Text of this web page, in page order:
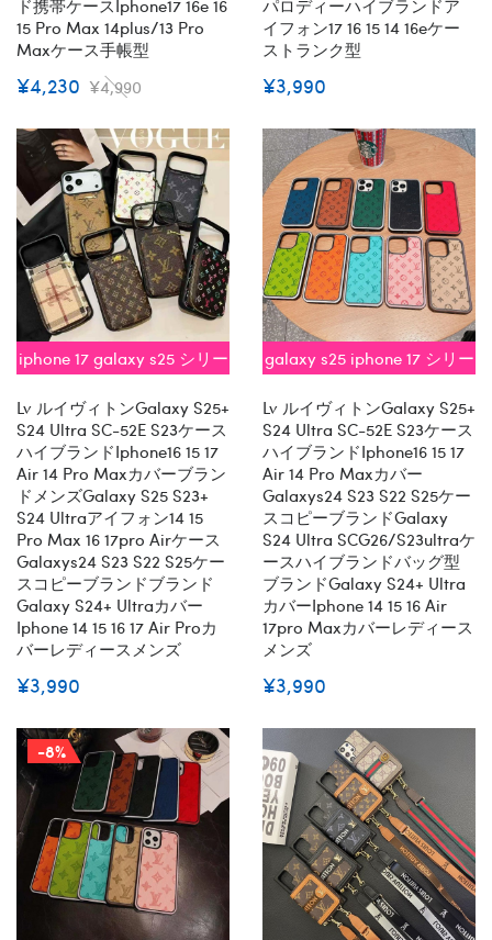
ド携帯ケースiphone17 16e 16
15 Pro Max 14plus/13 Pro
Maxケース手帳型
¥4,230 ¥4,990
パロディーハイブランドア
イフォン17 16 15 14 16eケー
ストランク型
¥3,990
iphone 17 galaxy s25 シリー
Lv ルイヴィトンGalaxy S25+
S24 Ultra SC-52E S23ケース
ハイブランドiphone16 15 17
Air 14 Pro Maxカバーブラン
ドメンズgalaxy S25 S23+
S24 Ultraアイフォン14 15
Pro Max 16 17pro Airケース
Galaxys24 S23 S22 S25ケー
スコピーブランドブランド
Galaxy S24+ Ultraカバー
Iphone 14 15 16 17 Air Proカ
バーレディースメンズ
¥3,990
galaxy s25 iphone 17 シリー
Lv ルイヴィトンGalaxy S25+
S24 Ultra SC-52E S23ケース
ハイブランドiphone16 15 17
Air 14 Pro Maxカバー
Galaxys24 S23 S22 S25ケー
スコピーブランドGalaxy
S24 Ultra SCG26/s23ultraケ
ースハイブランドバッグ型
ブランドgalaxy S24+ Ultra
カバーiphone 14 15 16 Air
17pro Maxカバーレディース
メンズ
¥3,990
-8%